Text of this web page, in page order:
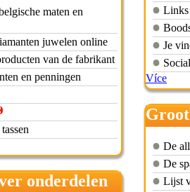
maten en
juwelen online
van de fabrikant
en penningen
onderdelen
Links
Je
Více
De
De
Lijst